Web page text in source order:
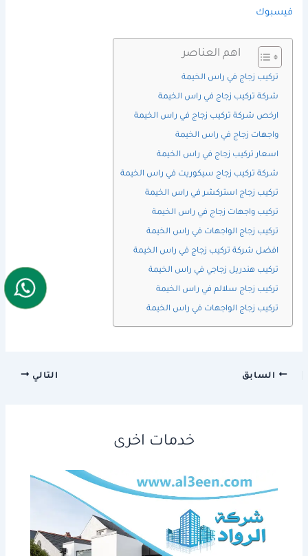
فيسبوك
اهم العناصر
تركيب زجاج في راس الخيمة
شركة تركيب زجاج في راس الخيمة
ارخص شركة تركيب زجاج في راس الخيمة
واجهات زجاج في راس الخيمة
اسعار تركيب زجاج في راس الخيمة
شركة تركيب زجاج سيكوريت في راس الخيمة
تركيب زجاج استركشر في راس الخيمة
تركيب واجهات زجاج في راس الخيمة
تركيب زجاج الواجهات في راس الخيمة
افضل شركة تركيب زجاج في راس الخيمة
تركيب هندريل زجاجي في راس الخيمة
تركيب زجاج سلالم في راس الخيمة
تركيب زجاج الواجهات في راس الخيمة
السابق التالي
خدمات اخرى